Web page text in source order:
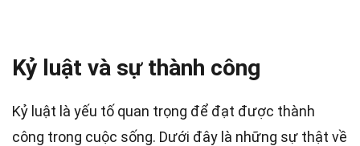
Kỷ luật và sự thành công
Kỷ luật là yếu tố quan trọng để đạt được thành
công trong cuộc sống. Dưới đây là những sự thật về